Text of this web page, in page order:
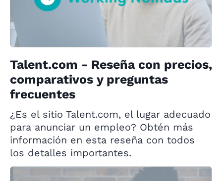
Talent.com - Reseña con precios,
comparativos y preguntas
frecuentes
¿Es el sitio Talent.com, el lugar adecuado
para anunciar un empleo? Obtén más
información en esta reseña con todos
los detalles importantes.